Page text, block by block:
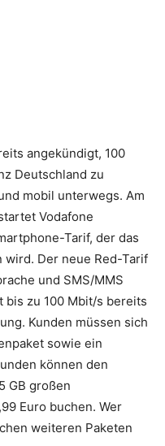
angekündigt, 100
Deutschland zu
mobil unterwegs. Am
Vodafone
Tarif, der das
Der neue Red-Tarif
und SMS/MMS
bis zu 100 Mbit/s bereits
Kunden müssen sich
sowie ein
können den
GB großen
Euro buchen. Wer
weiteren Paketen